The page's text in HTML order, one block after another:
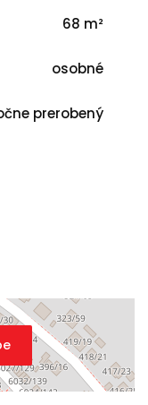
68 m²
osobné
prerobený